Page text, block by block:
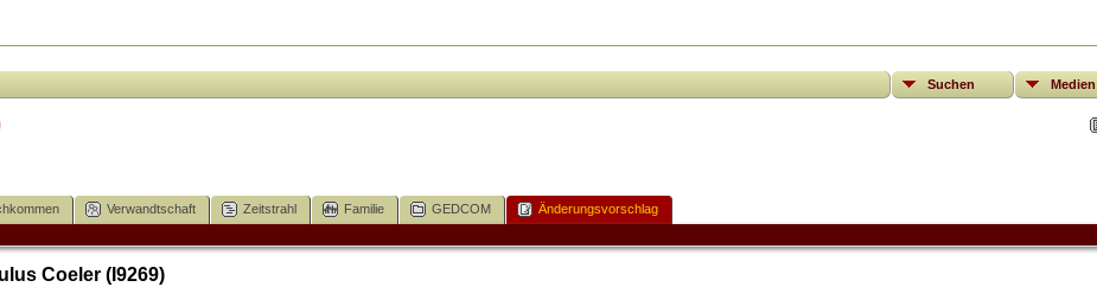
Suchen Medien
Verwandtschaft Zeitstrahl Familie GEDCOM Änderungsvorschlag
Coeler (I9269)